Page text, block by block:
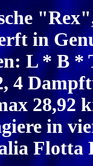
in
L * B *
4
28,92
in
Flotta